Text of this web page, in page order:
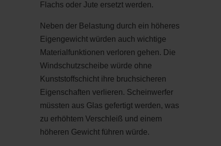
Flachs oder Jute ersetzt werden.
Neben der Belastung durch ein höheres
Eigengewicht würden auch wichtige
Materialfunktionen verloren gehen. Die
Windschutzscheibe würde ohne
Kunststoffschicht ihre bruchsicheren
Eigenschaften verlieren. Scheinwerfer
müssten aus Glas gefertigt werden, was
zu erhöhtem Verschleiß und einem
höheren Gewicht führen würde.